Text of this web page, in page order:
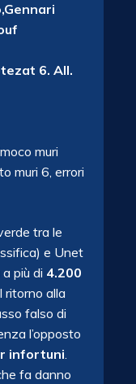
6. All.
muri
muri 6, errori
tra le
e Unet
più di 4.200
ritorno alla
falso di
l’opposto
infortuni.
fa danno